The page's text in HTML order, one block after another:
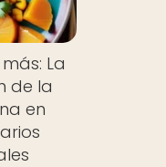
La
de la
en